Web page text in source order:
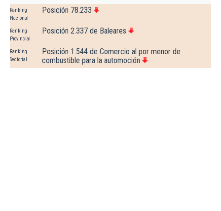
Ranking
Nacional
Posición 78.233
Ranking
Provincial
Posición 2.337 de Baleares
Ranking
Sectorial
Posición 1.544 de Comercio al por menor de
combustible para la automoción